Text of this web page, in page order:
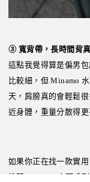
③ 寬背帶，長時間背
這點我覺得算是偏男
比較細，但 Minamo
天，肩膀真的會輕鬆
近身體，重量分散得
如果你正在找一款實
推薦 Minamo 水面系